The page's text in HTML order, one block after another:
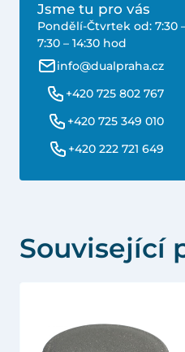
Jsme tu pro vás
Pondělí-Čtvrtek od: 7:30
7:30 – 14:30 hod
info@dualpraha.cz
+420 725 802 767
+420 725 349 010
+420 222 721 649
Související